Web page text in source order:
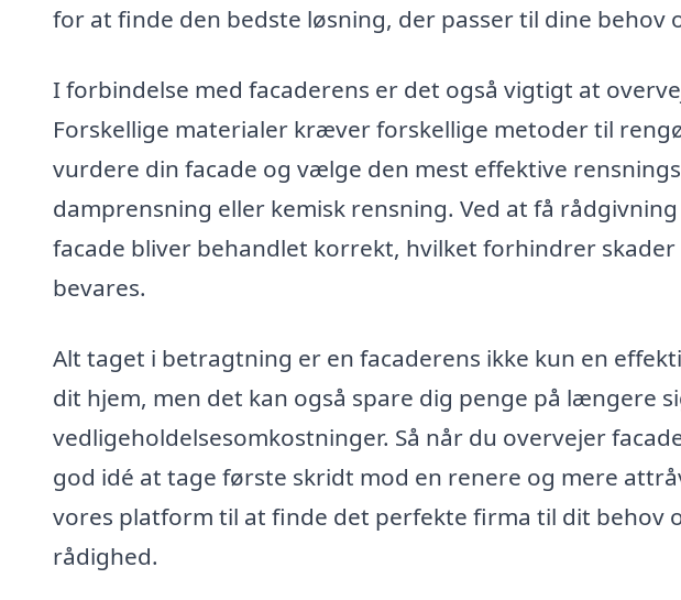
for at finde den bedste løsning, der passer til dine behov
I forbindelse med facaderens er det også vigtigt at
Forskellige materialer kræver forskellige metoder til
vurdere din facade og vælge den mest effektive
damprensning eller kemisk rensning. Ved at få
facade bliver behandlet korrekt, hvilket forhindrer
bevares.
Alt taget i betragtning er en facaderens ikke kun en
dit hjem, men det kan også spare dig penge på længere
vedligeholdelsesomkostninger. Så når du overvejer
god idé at tage første skridt mod en renere og mere
vores platform til at finde det perfekte firma til dit behov
rådighed.